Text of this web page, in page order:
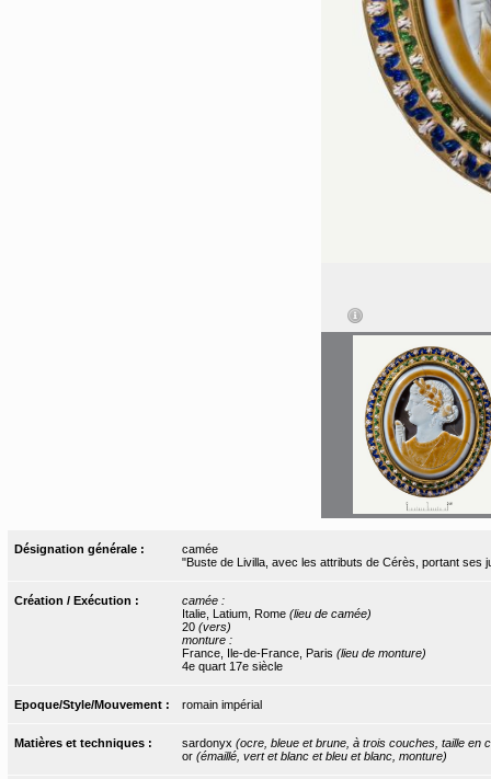
Désignation générale :
camée
"Buste de Livilla, avec les attributs de Cérès, portant ses
Création / Exécution :
camée :
Italie, Latium, Rome (lieu de camée)
20 (vers)
monture :
France, Ile-de-France, Paris (lieu de monture)
4e quart 17e siècle
Epoque/Style/Mouvement : romain impérial
Matières et techniques : sardonyx (ocre, bleue et brune, à trois couches, taille en
or (émaillé, vert et blanc et bleu et blanc, monture)